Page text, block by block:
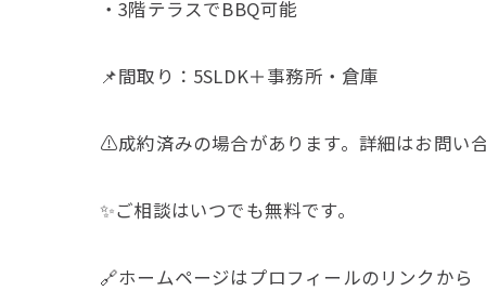
・3階テラスでBBQ可能
📌間取り：5SLDK＋事務所・倉庫
⚠️成約済みの場合があります。詳細はお問い合
✨ご相談はいつでも無料です。
🔗ホームページはプロフィールのリンクから